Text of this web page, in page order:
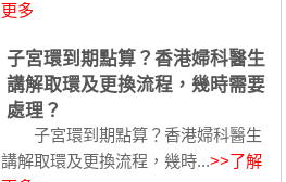
更多
子宮環到期點算？香港婦科醫生
講解取環及更換流程，幾時需要
處理？
子宮環到期點算？香港婦科醫生
講解取環及更換流程，幾時...>>了解